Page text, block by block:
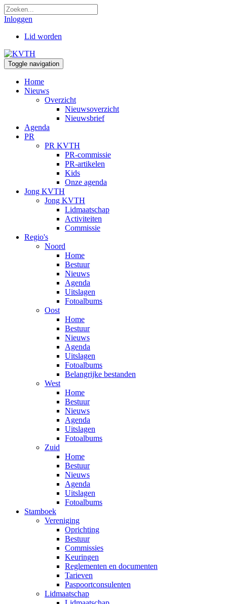
Inloggen
Lid worden
Toggle navigation
Home
Nieuws
Overzicht
Nieuwsoverzicht
Nieuwsbrief
Agenda
PR
PR KVTH
PR-commissie
PR-artikelen
Kids
Onze agenda
Jong KVTH
Jong KVTH
Lidmaatschap
Activiteiten
Commissie
Regio's
Noord
Home
Bestuur
Nieuws
Agenda
Uitslagen
Fotoalbums
Oost
Home
Bestuur
Nieuws
Agenda
Uitslagen
Fotoalbums
Belangrijke bestanden
West
Home
Bestuur
Nieuws
Agenda
Uitslagen
Fotoalbums
Zuid
Home
Bestuur
Nieuws
Agenda
Uitslagen
Fotoalbums
Stamboek
Vereniging
Oprichting
Bestuur
Commissies
Keuringen
Reglementen en documenten
Tarieven
Paspoortconsulenten
Lidmaatschap